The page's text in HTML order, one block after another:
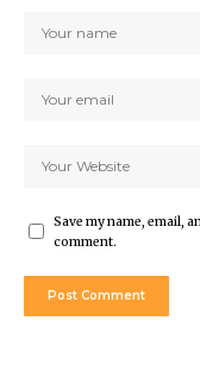
Save my name, email,
comment.